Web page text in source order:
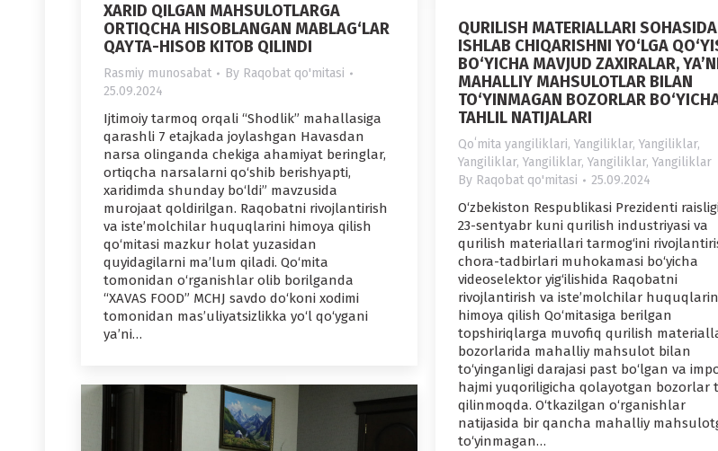
XARID QILGAN MAHSULOTLARGA
ORTIQCHA HISOBLANGAN MABLAG‘LAR
QAYTA-HISOB KITOB QILINDI
Rasmiy munosabat By Raqobat qo'mitasi
25.09.2024
Ijtimoiy tarmoq orqali “Shodlik” mahallasiga
qarashli 7 etajkada joylashgan Havasdan
narsa olinganda chekiga ahamiyat beringlar,
ortiqcha narsalarni qo‘shib berishyapti,
xaridimda shunday bo‘ldi” mavzusida
murojaat qoldirilgan. Raqobatni rivojlantirish
va iste’molchilar huquqlarini himoya qilish
qo‘mitasi mazkur holat yuzasidan
quyidagilarni ma’lum qiladi. Qo‘mita
tomonidan o‘rganishlar olib borilganda
“XAVAS FOOD” MCHJ savdo do‘koni xodimi
tomonidan mas’uliyatsizlikka yo‘l qo‘ygani
ya’ni…
QURILISH MATERIALLARI SOHASIDA
ISHLAB CHIQARISHNI YO‘LGA
BO‘YICHA MAVJUD ZAXIRALAR,
MAHALLIY MAHSULOTLAR BILAN
TO‘YINMAGAN BOZORLAR
TAHLIL NATIJALARI
Qoʻmita yangiliklari, Yangiliklar, Yangiliklar,
Yangiliklar, Yangiliklar, Yangiliklar, Yangiliklar
By Raqobat qo'mitasi 25.09.2024
O‘zbekiston Respublikasi Prezidenti
23-sentyabr kuni qurilish industriyasi va
qurilish materiallari tarmog‘ini
chora-tadbirlari muhokamasi bo‘yicha
videoselektor yig‘ilishida Raqobatni
rivojlantirish va iste’molchilar
himoya qilish Qo‘mitasiga berilgan
topshiriqlarga muvofiq qurilish
bozorlarida mahalliy mahsulot bilan
to‘yinganligi darajasi past bo‘lgan va
hajmi yuqoriligicha qolayotgan bozorlar
qilinmoqda. O‘tkazilgan o‘rganishlar
natijasida bir qancha mahalliy
to‘yinmagan…